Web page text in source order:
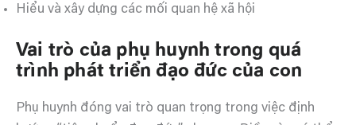
Hiểu và xây dựng các mối quan hệ xã hội
Vai trò của phụ huynh trong quá
trình phát triển đạo đức của con
Phụ huynh đóng vai trò quan trọng trong việc định